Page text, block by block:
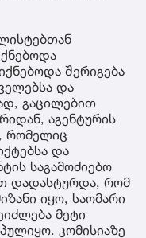
შერიგება
და
გაცილებით
აგენტურის
რომელიც
და
საგამოძიებო
დადასტურდა, რომ
იყო, საომარი
მეტი
კომისიაზე